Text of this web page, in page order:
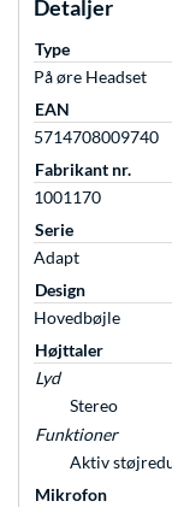
Detaljer
Type
På øre Headset
EAN
5714708009740
Fabrikant nr.
1001170
Serie
Adapt
Design
Hovedbøjle
Højttaler
Lyd
Stereo
Funktioner
Aktiv
Mikrofon